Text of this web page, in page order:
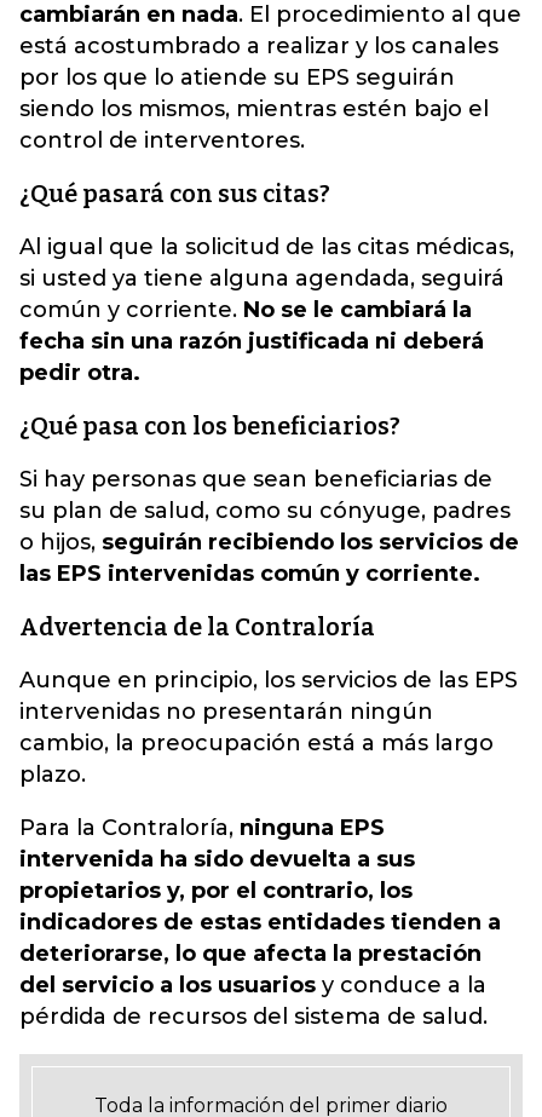
cambiarán en nada. El procedimiento al que
está acostumbrado a realizar y los canales
por los que lo atiende su EPS seguirán
siendo los mismos, mientras estén bajo el
control de interventores.
¿Qué pasará con sus citas?
Al igual que la solicitud de las citas médicas,
si usted ya tiene alguna agendada, seguirá
común y corriente. No se le cambiará la
fecha sin una razón justificada ni deberá
pedir otra.
¿Qué pasa con los beneficiarios?
Si hay personas que sean beneficiarias de
su plan de salud, como su cónyuge, padres
o hijos, seguirán recibiendo los servicios de
las EPS intervenidas común y corriente.
Advertencia de la Contraloría
Aunque en principio, los servicios de las EPS
intervenidas no presentarán ningún
cambio, la preocupación está a más largo
plazo.
Para la Contraloría, ninguna EPS
intervenida ha sido devuelta a sus
propietarios y, por el contrario, los
indicadores de estas entidades tienden a
deteriorarse, lo que afecta la prestación
del servicio a los usuarios y conduce a la
pérdida de recursos del sistema de salud.
Toda la información del primer diario